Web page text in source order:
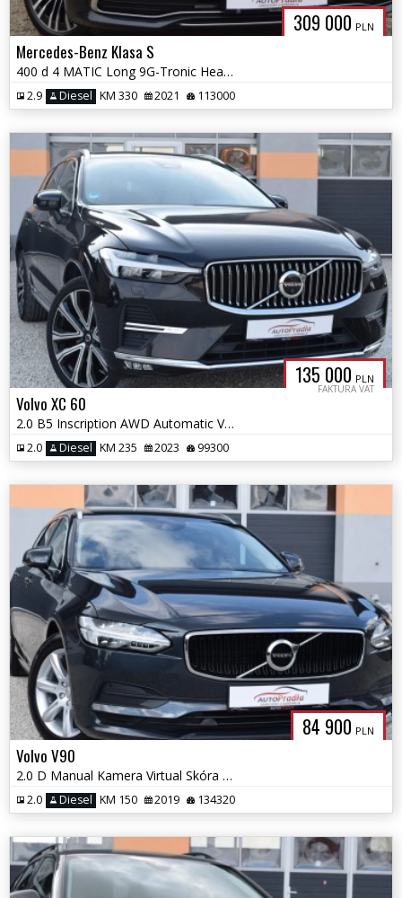
309 000 PLN
Mercedes-Benz Klasa S
400 d 4 MATIC Long 9G-Tronic Head-up Dociągi Hej Mercedes
2.9 Diesel KM 330 2021 113000
135 000 PLN
FAKTURA VAT
Volvo XC 60
2.0 B5 Inscription AWD Automatic Virtual Panorama Navi Ledy
2.0 Diesel KM 235 2023 99300
84 900 PLN
Volvo V90
2.0 D Manual Kamera Virtual Skóra Navi Ledy Blis
2.0 Diesel KM 150 2019 134320